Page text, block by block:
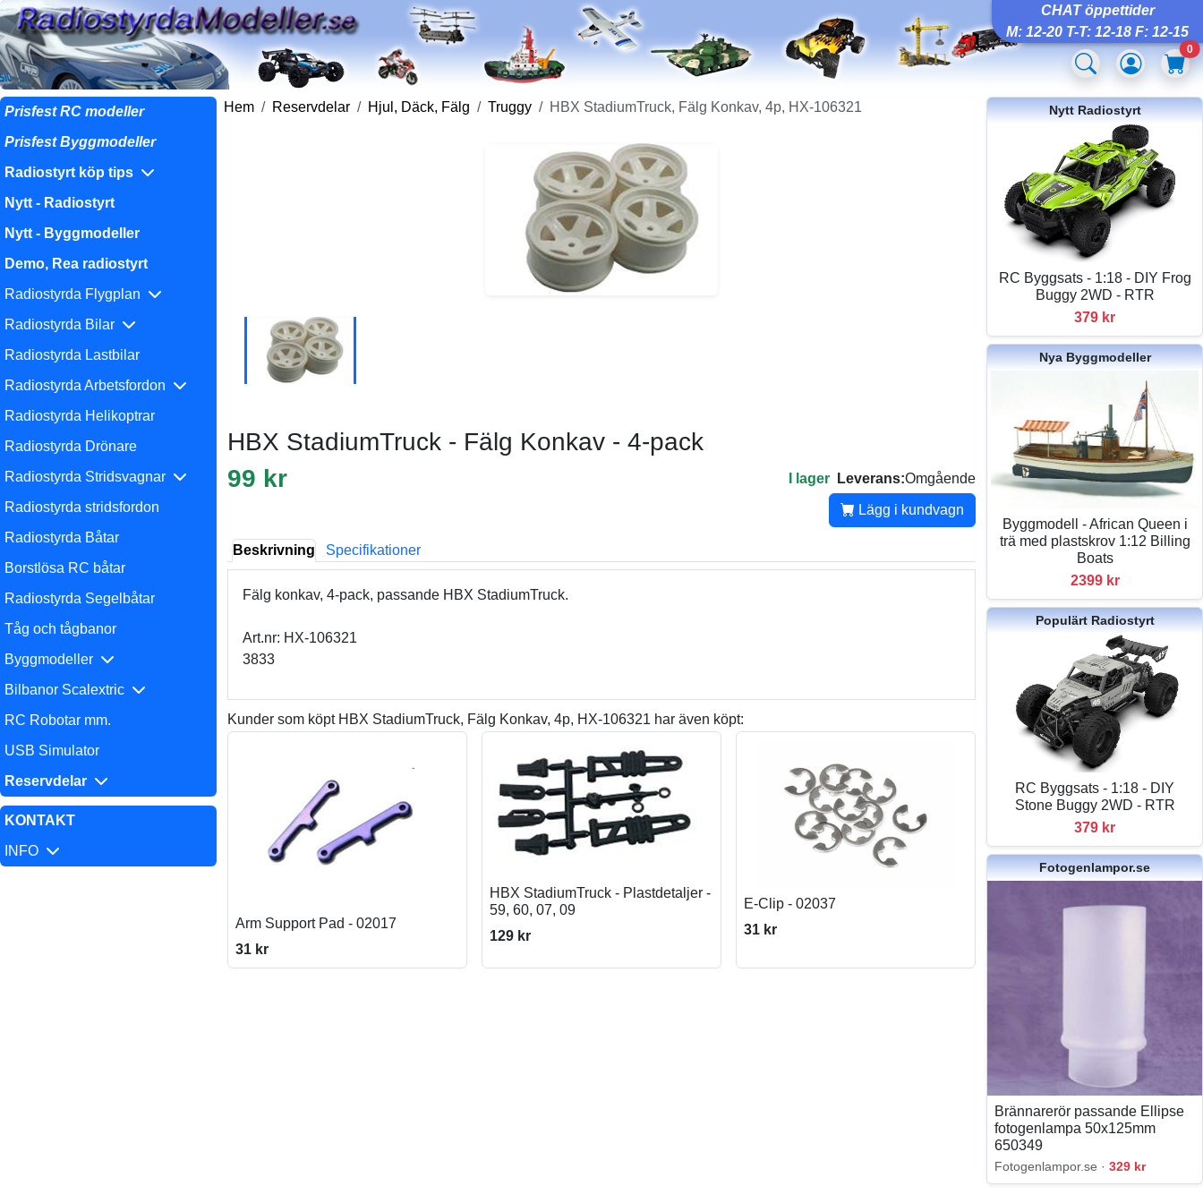
CHAT öppettider
M: 12-20 T-T: 12-18 F: 12-15
0
Prisfest RC modeller
Prisfest Byggmodeller
Radiostyrt köp tips
Nytt - Radiostyrt
Nytt - Byggmodeller
Demo, Rea radiostyrt
Radiostyrda Flygplan
Radiostyrda Bilar
Radiostyrda Lastbilar
Radiostyrda Arbetsfordon
Radiostyrda Helikoptrar
Radiostyrda Drönare
Radiostyrda Stridsvagnar
Radiostyrda stridsfordon
Radiostyrda Båtar
Borstlösa RC båtar
Radiostyrda Segelbåtar
Tåg och tågbanor
Byggmodeller
Bilbanor Scalextric
RC Robotar mm.
USB Simulator
Reservdelar
KONTAKT
INFO
Hem Reservdelar Hjul, Däck, Fälg Truggy HBX StadiumTruck, Fälg Konkav, 4p, HX-106321
HBX StadiumTruck - Fälg Konkav - 4-pack
99 kr
I lager Leverans:Omgående
Lägg i kundvagn
Beskrivning Specifikationer
Fälg konkav, 4-pack, passande HBX StadiumTruck.
Art.nr: HX-106321
3833
Kunder som köpt HBX StadiumTruck, Fälg Konkav, 4p, HX-106321 har även köpt:
Arm Support Pad - 02017
31 kr
HBX StadiumTruck - Plastdetaljer -
59, 60, 07, 09
129 kr
E-Clip - 02037
31 kr
Nytt Radiostyrt
RC Byggsats - 1:18 - DIY Frog
Buggy 2WD - RTR
379 kr
Nya Byggmodeller
Byggmodell - African Queen i
trä med plastskrov 1:12 Billing
Boats
2399 kr
Populärt Radiostyrt
RC Byggsats - 1:18 - DIY
Stone Buggy 2WD - RTR
379 kr
Fotogenlampor.se
Brännarerör passande Ellipse
fotogenlampa 50x125mm
650349
Fotogenlampor.se ·329 kr